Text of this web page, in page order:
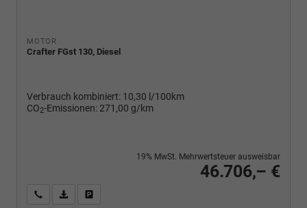
MOTOR
Crafter FGst 130, Diesel
Verbrauch kombiniert: 10,30 l/100km
CO2-Emissionen: 271,00 g/km
46.706,– €
19% MwSt. Mehrwertsteuer ausweisbar
Wir rufen Sie anPDF-Fahrzeugexposé drucken